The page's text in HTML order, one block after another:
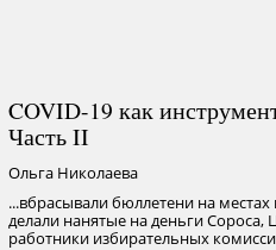
COVID-19 как
Часть II
Ольга Николаева
...вбрасывали бюллетени на
делали нанятые на деньги Сороса,
работники избирательных